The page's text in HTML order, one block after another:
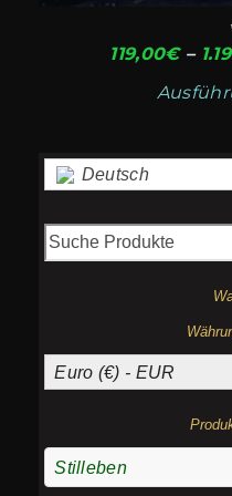
119,00€ –
Deutsch
Euro (€) - EUR
Stilleben